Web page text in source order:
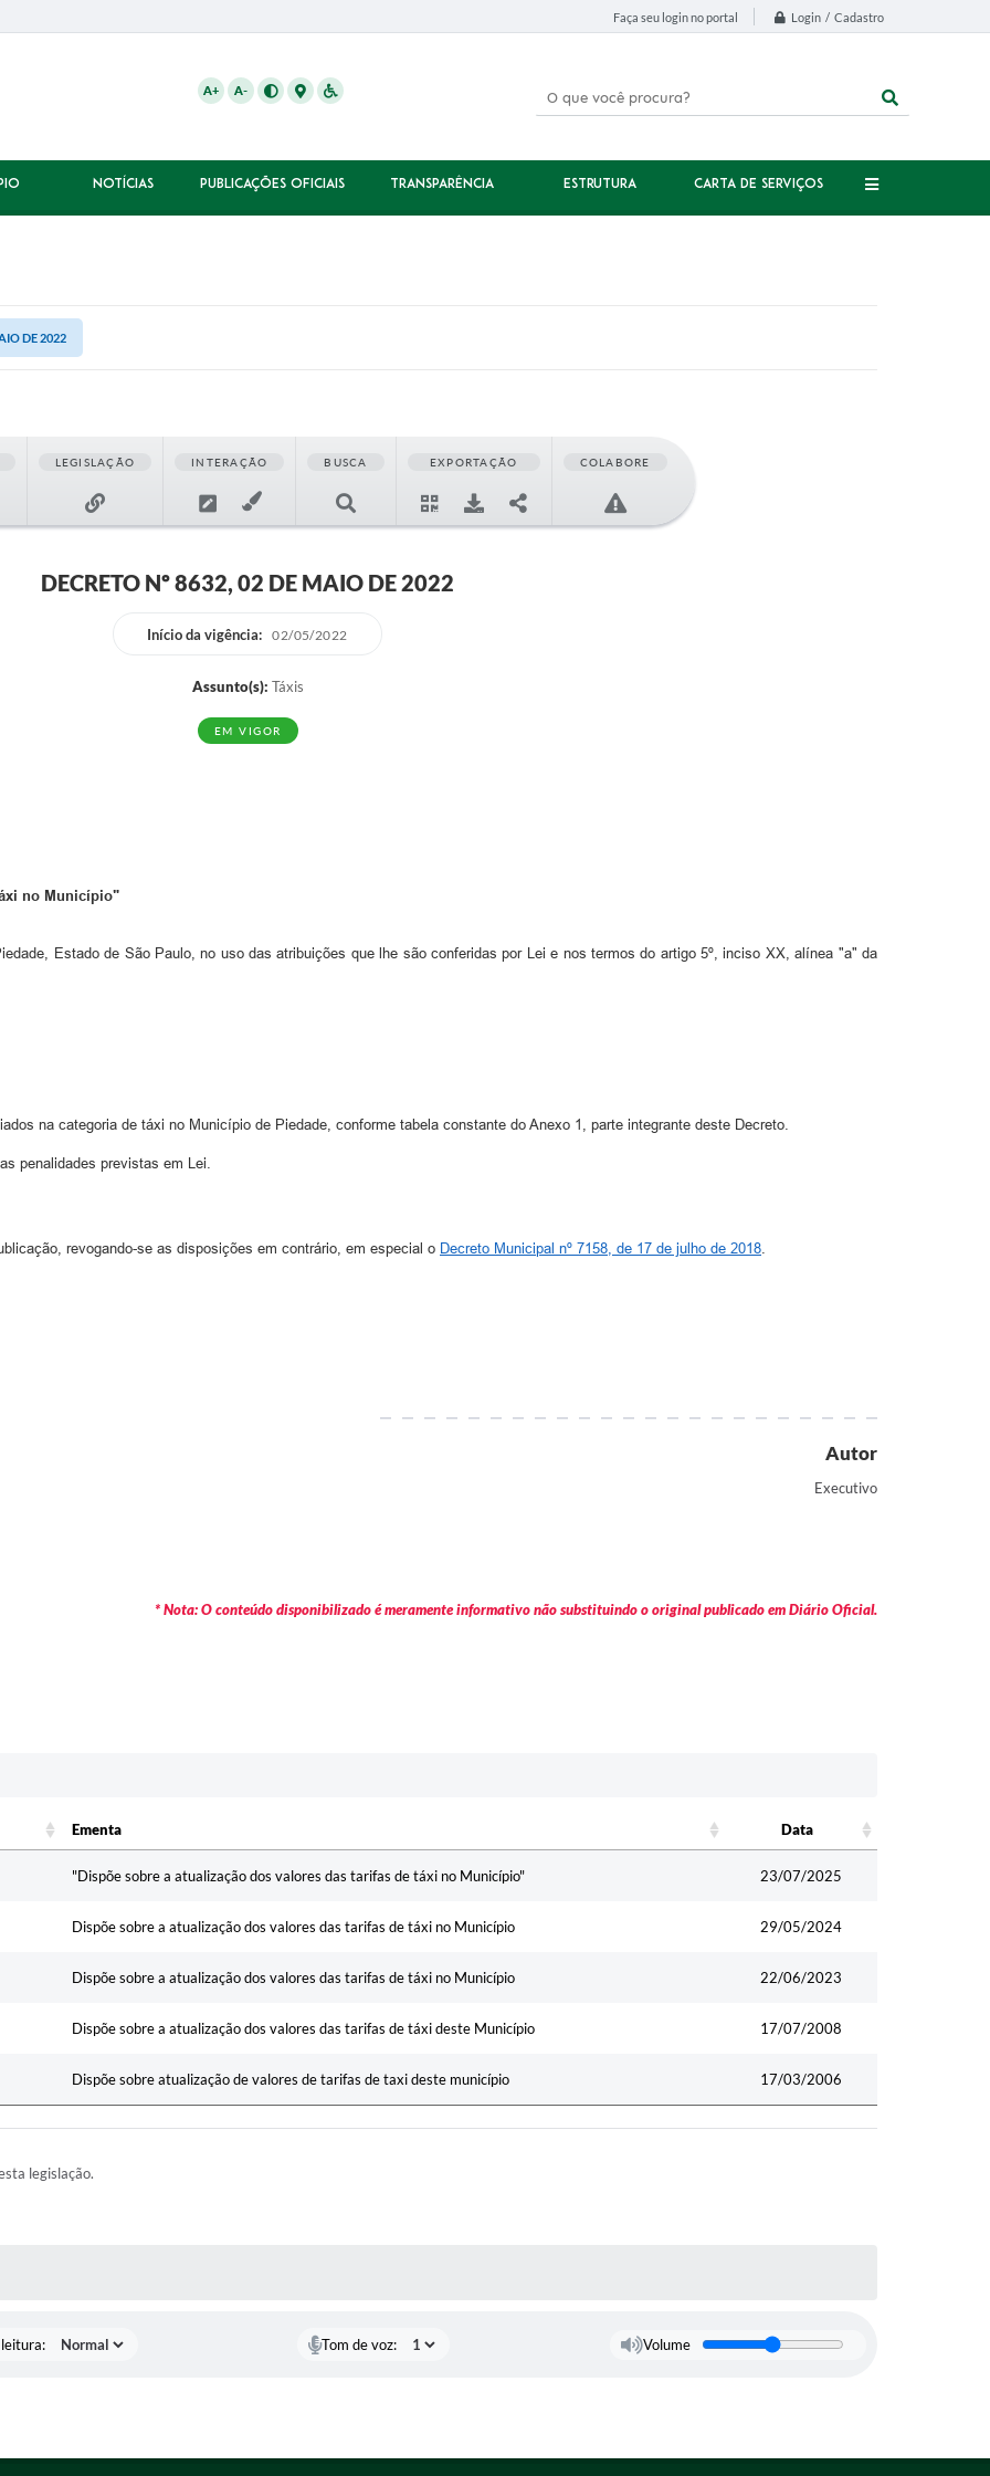
Faça seu login no portal Login / Cadastro
A+ A-
NOTÍCIAS PUBLICAÇÕES OFICIAIS TRANSPARÊNCIA ESTRUTURA CARTA DE SERVIÇOS
DE 2022
LEGISLAÇÃO INTERAÇÃO BUSCA EXPORTAÇÃO COLABORE
DECRETO Nº 8632, 02 DE MAIO DE 2022
Início da vigência: 02/05/2022
Assunto(s): Táxis
EM VIGOR
no Município"
Estado de São Paulo, no uso das atribuições que lhe são conferidas por Lei e nos termos do artigo 5º, inciso XX, alínea "a" da
na categoria de táxi no Município de Piedade, conforme tabela constante do Anexo 1, parte integrante deste Decreto.
penalidades previstas em Lei.
revogando-se as disposições em contrário, em especial o Decreto Municipal nº 7158, de 17 de julho de 2018.
Autor
Executivo
* Nota: O conteúdo disponibilizado é meramente informativo não substituindo o original publicado em Diário Oficial.
Ementa
Data
"Dispõe sobre a atualização dos valores das tarifas de táxi no Município"
23/07/2025
Dispõe sobre a atualização dos valores das tarifas de táxi no Município 29/05/2024
Dispõe sobre a atualização dos valores das tarifas de táxi no Município 22/06/2023
Dispõe sobre a atualização dos valores das tarifas de táxi deste Município 17/07/2008
Dispõe sobre atualização de valores de tarifas de taxi deste município 17/03/2006
legislação.
Tom de voz: Volume